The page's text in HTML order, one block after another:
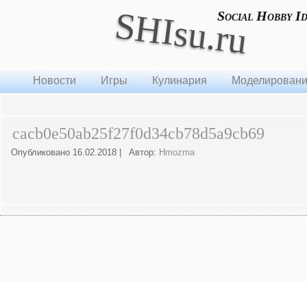
SHIsu.ruSocial Hobby
Новости Игры Кулинария
cacb0e50ab25f27f0d34cb78d5a9cb69
Опубликовано 16.02.2018 Автор: Hmozma